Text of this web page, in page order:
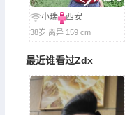
小瑞 西安
38岁 离异 159 cm
最近谁看过Zdx